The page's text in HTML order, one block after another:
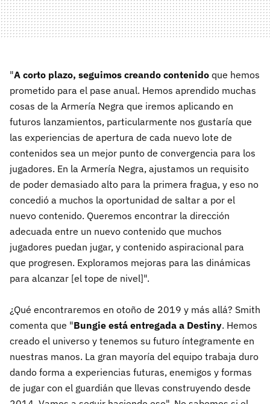
"A corto plazo, seguimos creando contenido que hemos
prometido para el pase anual. Hemos aprendido muchas
cosas de la Armería Negra que iremos aplicando en
futuros lanzamientos, particularmente nos gustaría que
las experiencias de apertura de cada nuevo lote de
contenidos sea un mejor punto de convergencia para los
jugadores. En la Armería Negra, ajustamos un requisito
de poder demasiado alto para la primera fragua, y eso no
concedió a muchos la oportunidad de saltar a por el
nuevo contenido. Queremos encontrar la dirección
adecuada entre un nuevo contenido que muchos
jugadores puedan jugar, y contenido aspiracional para
que progresen. Exploramos mejoras para las dinámicas
para alcanzar [el tope de nivel]".
¿Qué encontraremos en otoño de 2019 y más allá? Smith
comenta que "Bungie está entregada a Destiny. Hemos
creado el universo y tenemos su futuro íntegramente en
nuestras manos. La gran mayoría del equipo trabaja duro
dando forma a experiencias futuras, enemigos y formas
de jugar con el guardián que llevas construyendo desde